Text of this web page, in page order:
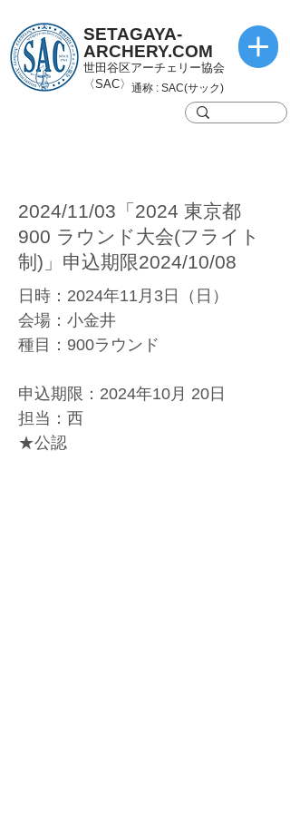
SETAGAYA-
ARCHERY.COM
世田谷区アーチェリー協会
〈SAC〉 通称 : SAC(サック)
2024/11/03「2024 東京都
900 ラウンド大会(フライト
制)」申込期限2024/10/08
日時：2024年11月3日（日）
会場：小金井
種目：900ラウンド
申込期限：2024年10月 20日
担当：西
★公認